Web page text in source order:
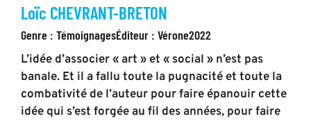
Loïc CHEVRANT-BRETON
Genre : TémoignagesÉditeur : Vérone2022
L’idée d’associer « art » et « social » n’est pas
banale. Et il a fallu toute la pugnacité et toute la
combativité de l’auteur pour faire épanouir cette
idée qui s’est forgée au fil des années, pour faire